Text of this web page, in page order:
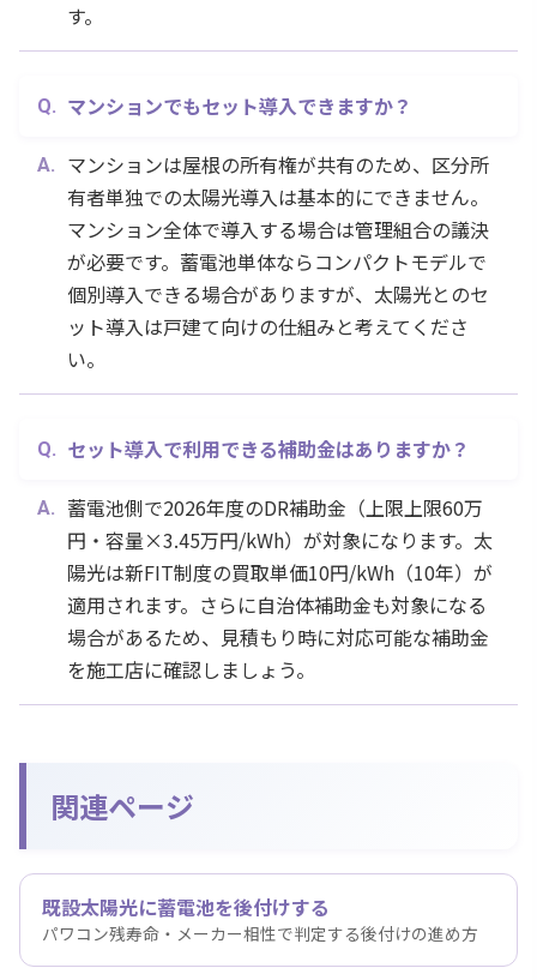
す。
マンションでもセット導入できますか？
マンションは屋根の所有権が共有のため、区分所
有者単独での太陽光導入は基本的にできません。
マンション全体で導入する場合は管理組合の議決
が必要です。蓄電池単体ならコンパクトモデルで
個別導入できる場合がありますが、太陽光とのセ
ット導入は戸建て向けの仕組みと考えてくださ
い。
セット導入で利用できる補助金はありますか？
蓄電池側で2026年度のDR補助金（上限上限60万
円・容量×3.45万円/kWh）が対象になります。太
陽光は新FIT制度の買取単価10円/kWh（10年）が
適用されます。さらに自治体補助金も対象になる
場合があるため、見積もり時に対応可能な補助金
を施工店に確認しましょう。
関連ページ
既設太陽光に蓄電池を後付けする
パワコン残寿命・メーカー相性で判定する後付けの進め方